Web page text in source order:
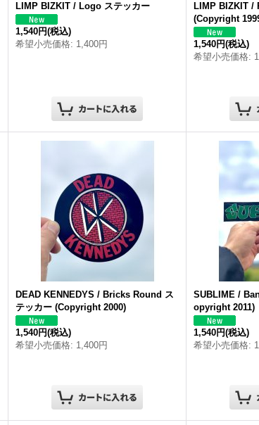
LIMP BIZKIT / Logo ステッカー
1,540円(税込)
希望小売価格: 1,400円
LIMP BIZKIT /
(Copyright
1,540円(税込)
希望小売価格:
DEAD KENNEDYS / Bricks Round ス
テッカー (Copyright 2000)
1,540円(税込)
希望小売価格: 1,400円
SUBLIME /
opyright 2011)
1,540円(税込)
希望小売価格: